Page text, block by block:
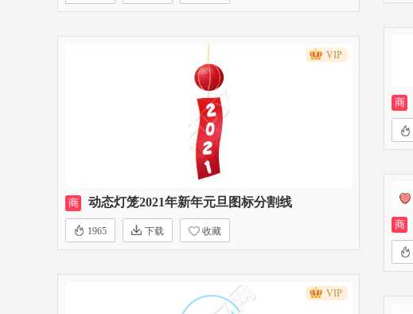
商
VIP
商 动态灯笼2021年新年元旦图标分割线
1965 下载 收藏
商
VIP